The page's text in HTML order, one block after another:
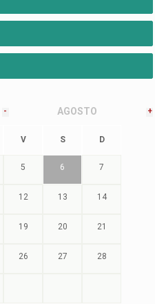
- AGOSTO +
V S D
5 6 7
12 13 14
19 20 21
26 27 28